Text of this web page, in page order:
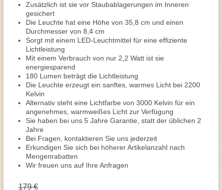
Zusätzlich ist sie vor Staubablagerungen im Inneren
gesichert
Die Leuchte hat eine Höhe von 35,8 cm und einen
Durchmesser von 8,4 cm
Sorgt mit einem LED-Leuchtmittel für eine effiziente
Lichtleistung
Mit einem Verbrauch von nur 2,2 Watt ist sie
energiesparend
180 Lumen beträgt die Lichtleistung
Die Leuchte erzeugt ein sanftes, warmes Licht bei 2200
Kelvin
Alternativ steht eine Lichtfarbe von 3000 Kelvin für ein
angenehmes, warmweißes Licht zur Verfügung
Sie haben bei uns 5 Jahre Garantie, statt der üblichen 2
Jahre
Bei Fragen, kontaktieren Sie uns jederzeit
Erkundigen Sie sich bei höherer Artikelanzahl nach
Mengenrabatten
Wir freuen uns auf Ihre Anfragen
179 €